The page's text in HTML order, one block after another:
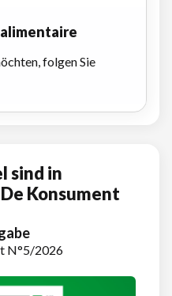
folgen Sie
sind in
Konsument
N°5/2026